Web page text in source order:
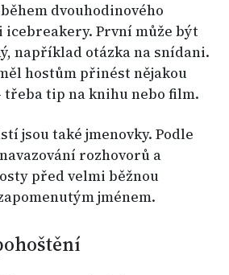
dvouhodinového
První může být
například otázka na snídani.
hostům přinést nějakou
tip na knihu nebo film.
jsou také jmenovky. Podle
rozhovorů a
před velmi běžnou
jménem.